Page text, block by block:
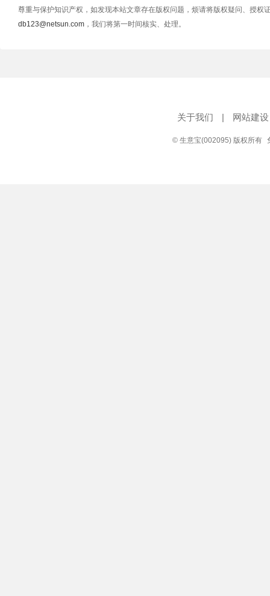
尊重与保护知识产权，如发现本站文章存在版权问题，烦请将版权疑问、授权
db123@netsun.com ，我们将第一时间核实、处理。
关于我们 | 网站建设
© 生意宝(002095) 版权所有